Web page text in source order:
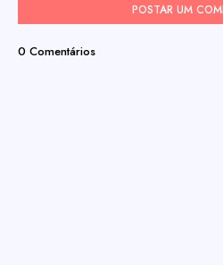
POSTAR UM
0 Comentários